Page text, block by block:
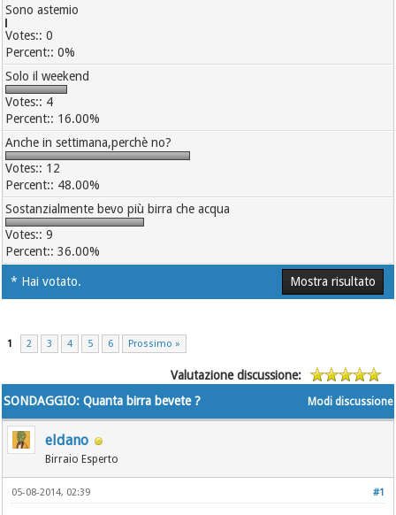
Sono astemio
0
0%
Solo il weekend
4
16.00%
Anche in settimana,perchè no?
12
48.00%
Sostanzialmente bevo più birra che acqua
9
36.00%
* Hai votato. Mostra risultato
1 2 3 4 5 6 Prossimo »
Valutazione discussione:
Modi discussione
SONDAGGIO: Quanta birra bevete ?
eldano
Birraio Esperto
#1
05-08-2014, 02:39